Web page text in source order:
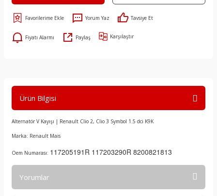
Yorum Yaz Tavsiye Et
Fiyatı Alarmı Paylaş Karşılaştır
Ürün Bilgisi
Alternatör V Kayışı | Renault Clio 2, Clio 3 Symbol 1.5 dci K9K
Marka: Renault Mais
Oem Numarası: 117205191R 117203290R 8200821813
Yorumlar